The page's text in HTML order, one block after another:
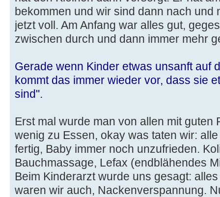
bekommen und wir sind dann nach und
jetzt voll. Am Anfang war alles gut,
zwischen durch und dann immer mehr
Gerade wenn Kinder etwas unsanft auf
kommt das immer wieder vor, dass sie
sind".
Erst mal wurde man von allen mit guten
wenig zu Essen, okay was taten wir:
fertig, Baby immer noch unzufrieden.
Bauchmassage, Lefax (endblähendes
Beim Kinderarzt wurde uns gesagt:
waren wir auch, Nackenverspannung.